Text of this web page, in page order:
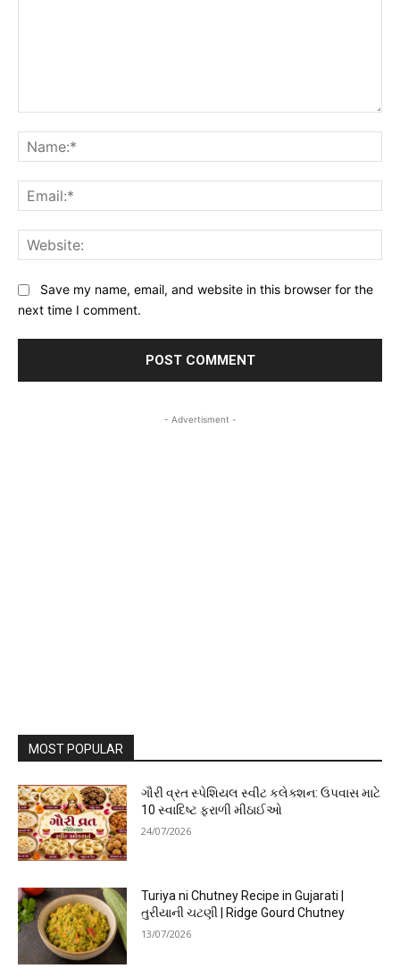
Save my name, email, and website in this browser for the
next time I comment.
- Advertisment -
MOST POPULAR
ગૌરી વ્રત સ્પેશિયલ સ્વીટ કલેક્શન: ઉપવાસ માટે
10 સ્વાદિષ્ટ ફરાળી મીઠાઈઓ
24/07/2026
Turiya ni Chutney Recipe in Gujarati |
તુરીયાની ચટણી | Ridge Gourd Chutney
13/07/2026